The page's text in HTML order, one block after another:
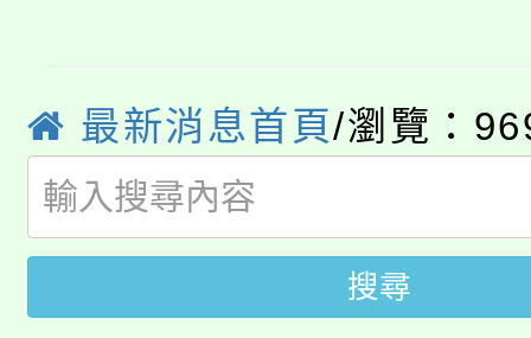
局官網。
8月14至27日，桃園電
開!
115年桃園市運動會8/
田徑場及游泳池舉行。
桃園市低收入戶享有免
視費優惠，中低收入戶
大園自造教育及科技中
最新消息首頁/瀏覽：
搜尋